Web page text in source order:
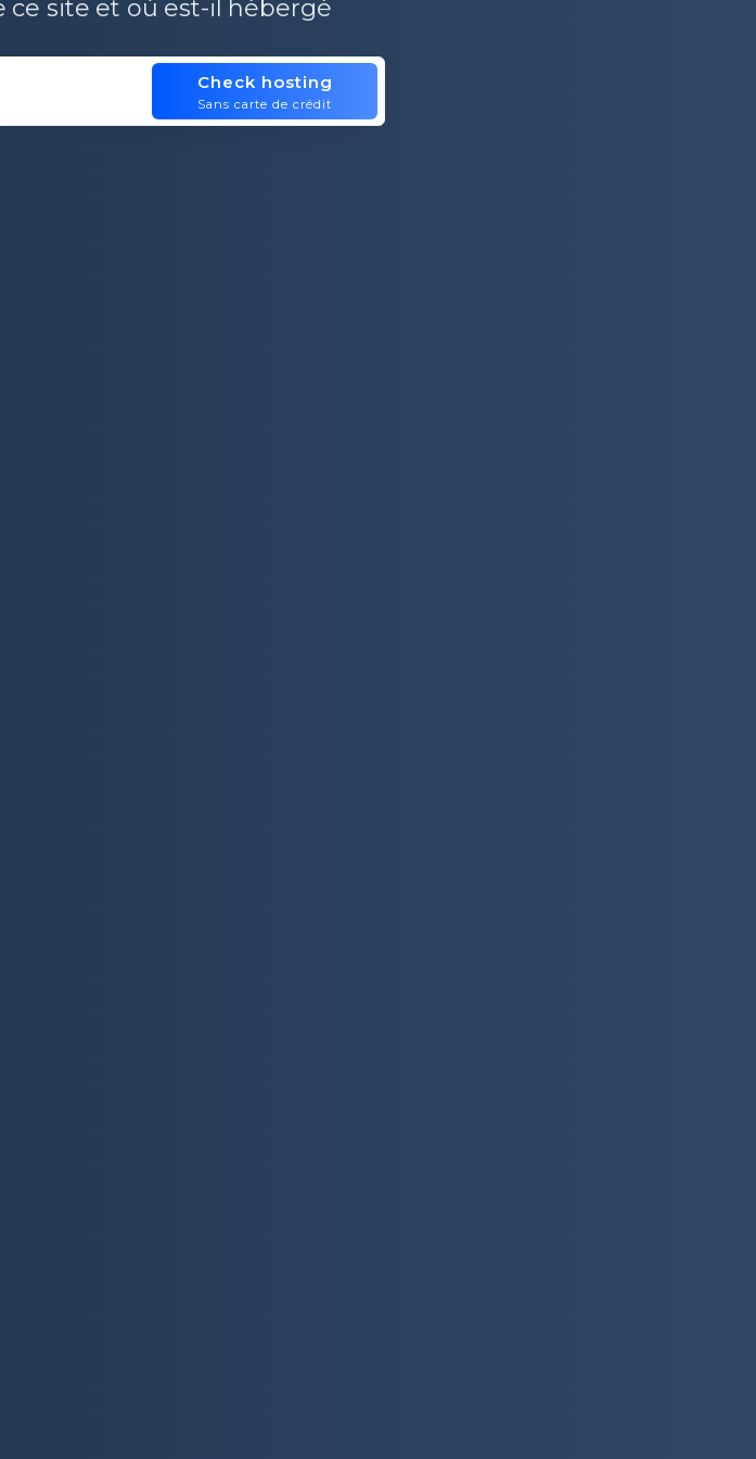
ce site et où est-il hébergé
Domain entry form for site analysis.
Check hosting
Sans carte de crédit